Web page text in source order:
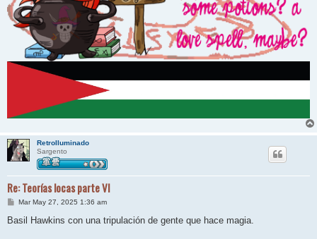
RetroIluminado
Sargento
Re: Teorías locas parte VI
M
n
Mar May 27, 2025 1:36 am
Basil Hawkins con una tripulación de gente que hace magia.